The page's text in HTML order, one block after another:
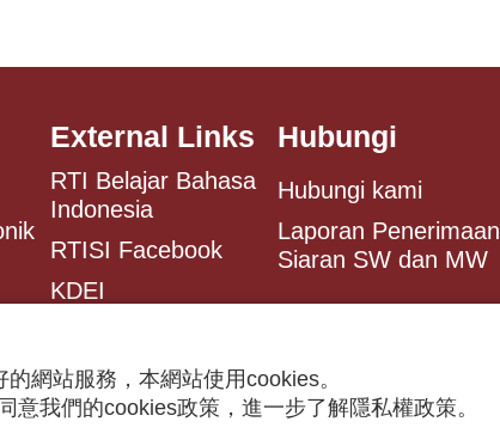
External Links
RTI Belajar Bahasa
Indonesia
RTISI Facebook
KDEI
Hubungi
Hubungi kami
Laporan Penerimaan
Siaran SW dan MW
網站服務，本網站使用cookies。
意我們的cookies政策，進一步了解隱私權政策。